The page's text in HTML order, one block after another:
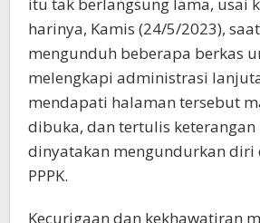
harinya, Kamis (24/5/2023),
mengunduh beberapa berkas
melengkapi administrasi
mendapati halaman tersebut
dibuka, dan tertulis
dinyatakan mengundurkan diri
PPPK.
Kecurigaan dan kekhawatiran